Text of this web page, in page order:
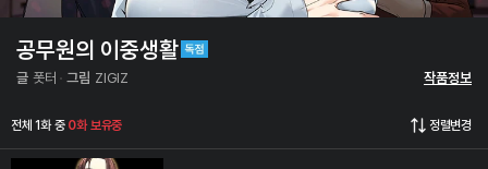
공무원의 이중생활
글 폿터 그림 ZIGIZ 작품정보
전체 1화 중 0화 보유중 정렬변경